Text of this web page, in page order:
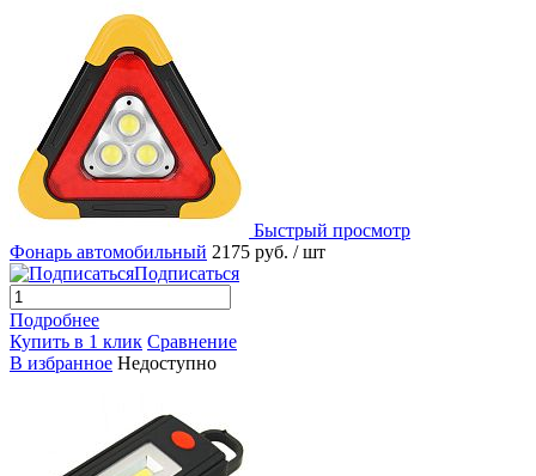
Быстрый просмотр
Фонарь автомобильный 2175 руб. / шт
Подписаться
Подробнее
Купить в 1 клик Сравнение
В избранное Недоступно